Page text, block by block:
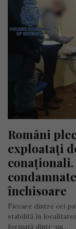
Români
exploatați
închisoare
Fiecare dintre cei
stabilită în
formată dintr-un…